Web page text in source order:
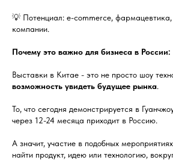
💡 Потенциал: e-commerce, фармацевтика,
компании.
Почему это важно для бизнеса в России:
Выставки в Китае - это не просто шоу
возможность увидеть будущее рынка.
То, что сегодня демонстрируется в
через 12-24 месяца приходит в Россию.
А значит, участие в подобных
найти продукт, идею или технологию,